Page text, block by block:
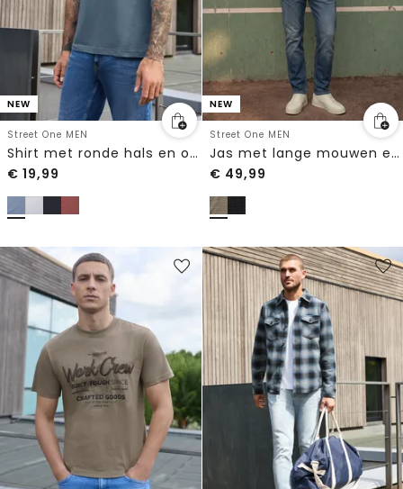
NEW
Street One MEN
Shirt met ronde hals en opdruk op de borst
€ 19,99
NEW
Street One MEN
Jas met lange mouwen en opstaande kraag
€ 49,99